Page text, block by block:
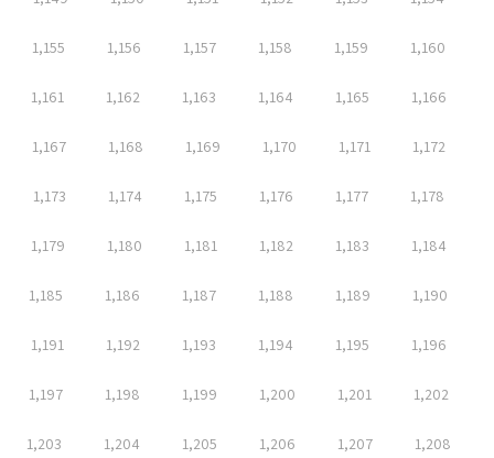
1,155 1,156 1,157 1,158 1,159 1,160
1,161 1,162 1,163 1,164 1,165 1,166
1,167 1,168 1,169 1,170 1,171 1,172
1,173 1,174 1,175 1,176 1,177 1,178
1,179 1,180 1,181 1,182 1,183 1,184
1,185 1,186 1,187 1,188 1,189 1,190
1,191 1,192 1,193 1,194 1,195 1,196
1,197 1,198 1,199 1,200 1,201 1,202
1,203 1,204 1,205 1,206 1,207 1,208